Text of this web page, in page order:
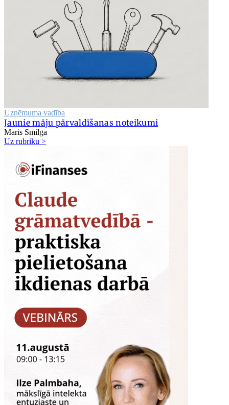
Uzņēmuma vadība
Jaunie māju pārvaldīšanas noteikumi
Māris Smilga
Uz rubriku >